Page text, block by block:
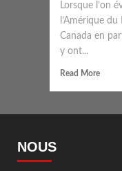
Lorsque l’on
l’Amérique
Canada en
y ont...
Read More
NOUS